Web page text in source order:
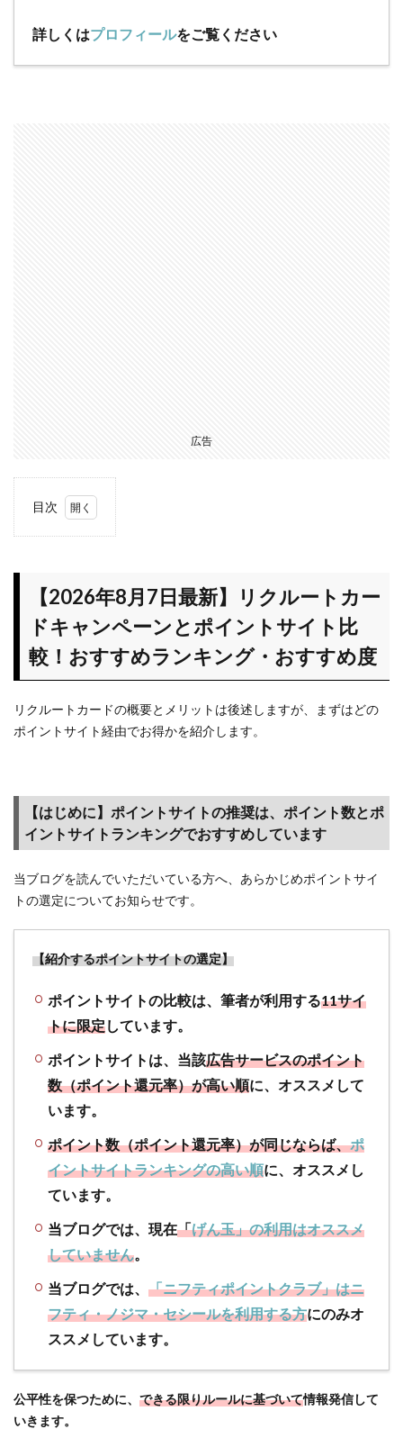
詳しくはプロフィールをご覧ください
広告
目次
日最
新】リ
クルー
トカー
ドキャ
ンペー
ンとポ
サイト
めラン
キン
グ・お
すすめ
度
1.1
に】
ント
サイ
推奨
は、
ポイ
ント
ポイ
ント
サイ
ンキ
ング
でお
すす
てい
ます
1.2
【ポ
イン
【2026年8月7日最新】リクルートカー
ドキャンペーンとポイントサイト比
較！おすすめランキング・おすすめ度
リクルートカードの概要とメリットは後述しますが、まずはどの
ポイントサイト経由でお得かを紹介します。
【はじめに】ポイントサイトの推奨は、ポイント数とポ
イントサイトランキングでおすすめしています
当ブログを読んでいただいている方へ、あらかじめポイントサイ
トの選定についてお知らせです。
【紹介するポイントサイトの選定】
ポイントサイトの比較は、筆者が利用する11サイ
トに限定しています。
ポイントサイトは、当該広告サービスのポイント
数（ポイント還元率）が高い順に、オススメして
います。
ポイント数（ポイント還元率）が同じならば、ポ
イントサイトランキングの高い順に、オススメし
ています。
当ブログでは、現在「げん玉」の利用はオススメ
していません。
当ブログでは、 「ニフティポイントクラブ」はニ
フティ・ノジマ・セシールを利用する方にのみオ
ススメしています。
公平性を保つために、 できる限りルールに基づいて情報発信して
いきます。